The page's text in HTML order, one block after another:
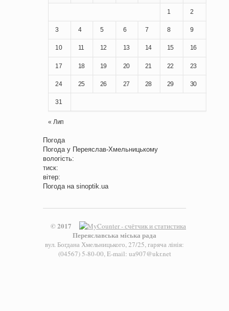
1 2
3 4 5 6 7 8 9
10 11 12 13 14 15 16
17 18 19 20 21 22 23
24 25 26 27 28 29 30
31
« Лип
Погода
Погода у Переяслав-Хмельницькому
вологість:
тиск:
вітер:
Погода на sinoptik.ua
© 2017
Переяславська міська рада
вул. Богдана Хмельницького, 27/25, гаряча лінія:
(04567) 5-80-00, E-mail: ua907@ukr.net